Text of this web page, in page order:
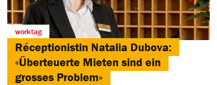
worktag
Réceptionistin Natalia Dubova:
«Überteuerte Mieten sind ein
grosses Problem»